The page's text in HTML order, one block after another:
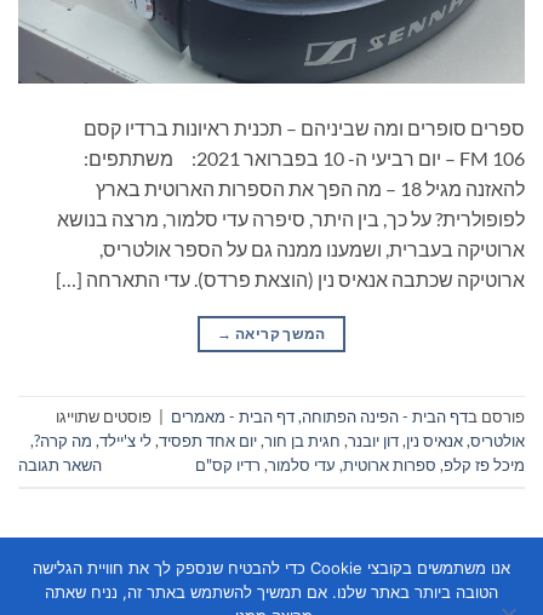
ספרים סופרים ומה שביניהם – תכנית ראיונות ברדיו קסם
106 FM – יום רביעי ה- 10 בפברואר 2021: משתתפים:
להאזנה מגיל 18 – מה הפך את הספרות הארוטית בארץ
לפופולרית? על כך, בין היתר, סיפרה עדי סלמור, מרצה בנושא
ארוטיקה בעברית, ושמענו ממנה גם על הספר אולטריס,
ארוטיקה שכתבה אנאיס נין (הוצאת פרדס). עדי התארחה […]
המשך קריאה →
פורסם בדף הבית - הפינה הפתוחה,דף הבית - מאמרים
פוסטים שתוייגו
אולטריס,אנאיס נין,דון יובנר, חגית בן חור,יום אחד תפסיד,לי צ'יילד, מה קרה?,
מיכל פז קלפ, ספרות ארוטית, עדי סלמור, רדיו קס"ם השאר תגובה
אנו משתמשים בקובצי Cookie כדי להבטיח שנספק לך את חוויית הגלישה
הטובה ביותר באתר שלנו. אם תמשיך להשתמש באתר זה, נניח שאתה